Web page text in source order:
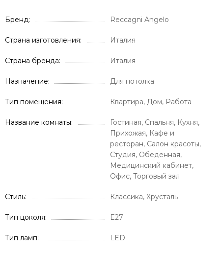
Бренд Reccagni Angelo
Страна изготовления Италия
Страна бренда Италия
Назначение Для потолка
Тип помещения Квартира, Дом, Работа
Название комнаты
Гостиная, Спальня, Кухня,
Прихожая, Кафе и
ресторан, Салон красоты,
Студия, Обеденная,
Медицинский кабинет,
Офис, Торговый зал
Стиль Классика, Хрусталь
Тип цоколя E27
Тип ламп LED